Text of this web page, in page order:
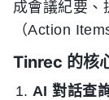
成會議紀要、
（Action
Tinrec 的核
AI 對話查